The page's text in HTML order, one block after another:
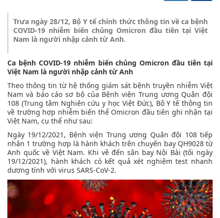
Trưa ngày 28/12, Bộ Y tế chính thức thông tin về ca bệnh
COVID-19 nhiễm biến chủng Omicron đầu tiên tại Việt
Nam là người nhập cảnh từ Anh.
Ca bệnh COVID-19 nhiễm biến chủng Omicron đầu tiên tại
Việt Nam là người nhập cảnh từ Anh
Theo thông tin từ hệ thống giám sát bệnh truyền nhiễm Việt
Nam và báo cáo sơ bộ của Bệnh viện Trung ương Quân đội
108 (Trung tâm Nghiên cứu y học Việt Đức), Bộ Y tế thông tin
về trường hợp nhiễm biến thể Omicron đầu tiên ghi nhận tại
Việt Nam, cụ thể như sau:
Ngày 19/12/2021, Bệnh viện Trung ương Quân đội 108 tiếp
nhận 1 trường hợp là hành khách trên chuyến bay QH9028 từ
Anh quốc về Việt Nam. Khi về đến sân bay Nội Bài (tối ngày
19/12/2021), hành khách có kết quả xét nghiệm test nhanh
dương tính với virus SARS-CoV-2.